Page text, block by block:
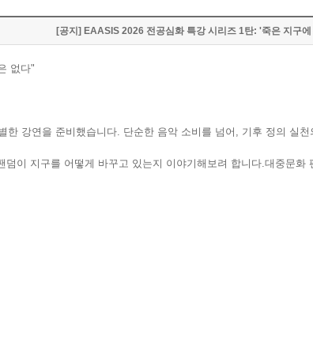
[공지] EAASIS 2026 전공심화 특강 시리즈 1탄: '죽은 지구
없다"
한 강연을 준비했습니다. 단순한 음악 소비를 넘어, 기후 정의 실
이 지구를 어떻게 바꾸고 있는지 이야기해보려 합니다.대중문